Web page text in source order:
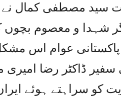
سید مصطفی کمال نے
شہدا و معصوم بچوں
پاکستانی عوام اس
ڈاکٹر رضا امیری
کو سراہتے ہوئے